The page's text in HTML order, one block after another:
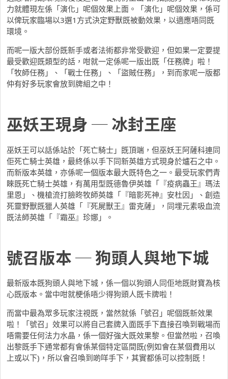
力就體現左係「演化」呢個效果上面。「演化」呢個效果，係可
以俾玩家臨場以3選1方式決定野獸既被動效果，以適應唔同既
環境。
而呢一版大部份既新手或者法術都非常受歡迎，但如果一定要提
最受歡迎既類型的話，咁就一定係呢一版出既「任務牌」啦！
「牧師任務」、「戰士任務」、「盜賊任務」，到而家呢一版都
仲有好多玩家會放到牌組之中！
巫妖王現身 ─ 冰封王座
巫妖王可以話係站於「死亡騎士」既頂端，但巫妖王阿薩科連同
佢死亡騎士英雄，最終係以手下同新英雄方式現身於爐石之中。
而新版本英雄，亦係呢一個版本最大既特色之一。最受玩家們青
睞既死亡騎士英雄，有萬用型既德魯伊英雄「『疫病蟲王』瑪法
里恩」、機槍流打臉昸牧師英雄「『暗影死神』安杜因」、創造
死靈野獸既獵人英雄「『死屍獸王』雷克薩」，同埋元素吸血流
既法師英雄「『霜巫』珍娜」。
號召版本 ─ 狗頭人與地下城
最新版本既狗頭人與地下城，係一個以狗頭人同佢地既財寶為核
心既版本。當中咁就梗係唔少得狗頭人既卡牌啦！
而當中最為眾多玩家注視既，當然就係「號召」呢個既新效果
啦！「號召」效果可以將自己套牌入面既手下直接召喚到戰場而
唔需要任何法力水晶，係一個好強大既效果黎。但當然啦，召喚
出黎既手下通常都有會係某個特定區間既(例如會在某個費用以
上或以下)，所以會召喚到啲咩手下，其實都係可以控制既！